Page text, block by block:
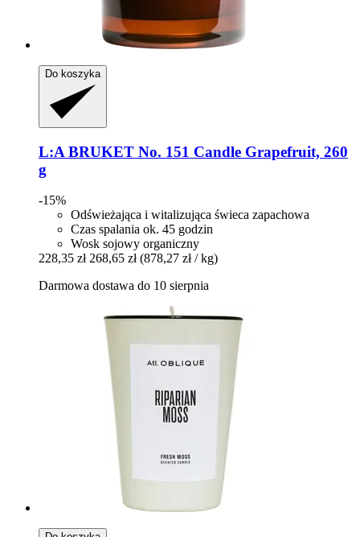
Do koszyka
L:A BRUKET No. 151 Candle Grapefruit, 260
g
-15%
Odświeżająca i witalizująca świeca zapachowa
Czas spalania ok. 45 godzin
Wosk sojowy organiczny
228,35 zł 268,65 zł (878,27 zł / kg)
Darmowa dostawa do 10 sierpnia